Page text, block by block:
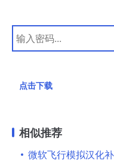
点击下载
相似推荐
微软飞行模拟汉化补